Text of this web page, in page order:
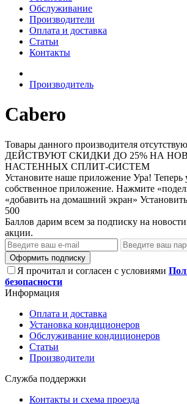
Обслуживание
Производители
Оплата и доставка
Статьи
Контакты
Производитель
Cabero
Товары данного производителя
ДЕЙСТВУЮТ СКИДКИ ДО 25% НА
НАСТЕННЫХ СПЛИТ-СИСТЕМ
Установите наше приложение Ура! Теперь
собственное приложение. Нажмите
«добавить на домашний экран» Установить
500
Баллов дарим всем за подписку на
акции.
Оформить подписку
Я прочитал и согласен с условиями
безопасности
Информация
Оплата и доставка
Установка кондиционеров
Обслуживание кондиционеров
Статьи
Производители
Служба поддержки
Контакты и схема проезда